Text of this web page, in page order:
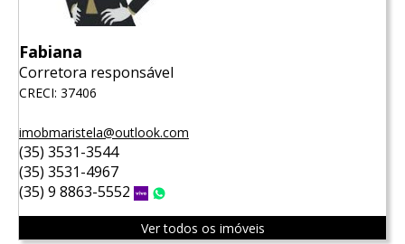
Fabiana
Corretora responsável
CRECI: 37406
imobmaristela@outlook.com
(35) 3531-3544
(35) 3531-4967
(35) 9 8863-5552
Vivo
Ver todos os imóveis